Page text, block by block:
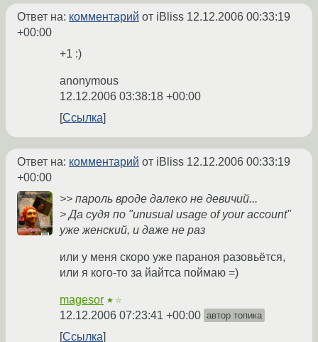
Ответ на: комментарий от iBliss 12.12.2006 00:33:19
+00:00
+1 :)
anonymous
12.12.2006 03:38:18 +00:00
Ссылка
Ответ на: комментарий от iBliss 12.12.2006 00:33:19
+00:00
>> пароль вроде далеко не девичий...
> Да судя по "unusual usage of your account"
уже женский, и даже не раз
или у меня скоро уже параноя разовьётся,
или я кого-то за йайтса поймаю =)
magesor ★☆
12.12.2006 07:23:41 +00:00 автор топика
Ссылка